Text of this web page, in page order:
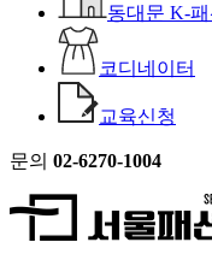
동대문 K-
코디네이터
교육신청
문의 02-6270-1004